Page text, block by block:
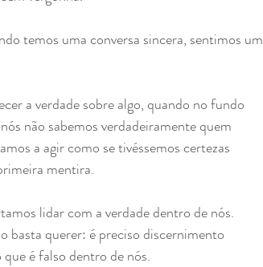
temos uma conversa sincera, sentimos um
a verdade sobre algo, quando no fundo
não sabemos verdadeiramente quem
a agir como se tivéssemos certezas
mentira.
lidar com a verdade dentro de nós.
basta querer: é preciso discernimento
é falso dentro de nós.